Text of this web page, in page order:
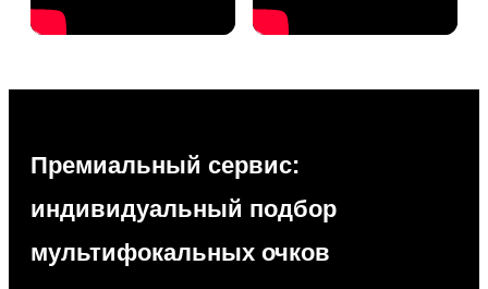
Премиальный сервис:
индивидуальный подбор
мультифокальных очков